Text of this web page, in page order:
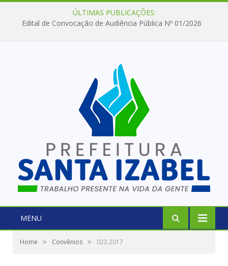
ÚLTIMAS PUBLICAÇÕES:
Edital de Convocação de Audiência Pública Nº 01/2026
MENU
Home » Convênios » 022.2017